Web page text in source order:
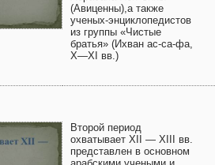
(Авиценны),а также
ученых-энциклопедистов
из группы «Чистые
братья» (Ихван ас-са-фа,
X—XI вв.)
Второй период
охватывает XII — XIII вв.
представлен в основном